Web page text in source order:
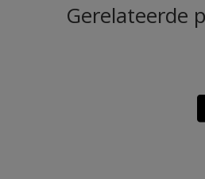
Gerelateerde